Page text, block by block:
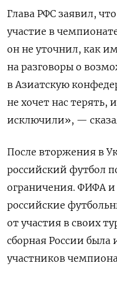
Глава РФС заявил,
участие в
он не уточнил, как
на разговоры о
в Азиатскую
не хочет нас терять,
исключили», —
После вторжения в
российский футбол
ограничения. ФИФА
российские
от участия в своих
сборная России была
участников